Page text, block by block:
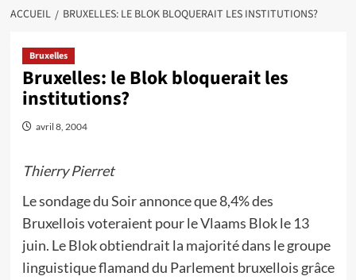
ACCUEIL BRUXELLES: LE BLOK BLOQUERAIT LES INSTITUTIONS?
Bruxelles
Bruxelles: le Blok bloquerait les
institutions?
avril 8, 2004
Thierry Pierret
Le sondage du Soir annonce que 8,4% des
Bruxellois voteraient pour le Vlaams Blok le 13
juin. Le Blok obtiendrait la majorité dans le groupe
linguistique flamand du Parlement bruxellois grâce